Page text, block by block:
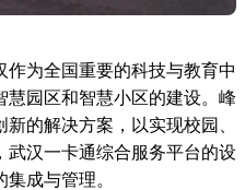
作为全国重要的科技与教育中
园区和智慧小区的建设。峰
的解决方案，以实现校园、
武汉一卡通综合服务平台的设
成与管理。